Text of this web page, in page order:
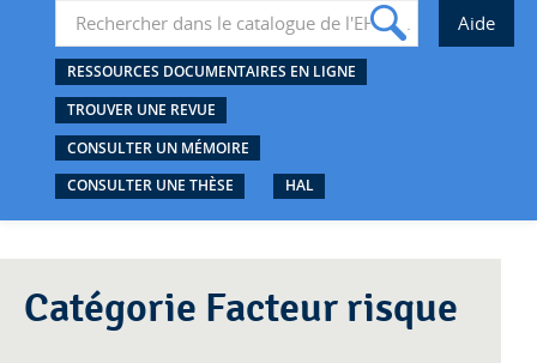
RESSOURCES DOCUMENTAIRES EN LIGNE
TROUVER UNE REVUE
CONSULTER UN MÉMOIRE
CONSULTER UNE THÈSE
HAL
Catégorie Facteur risque